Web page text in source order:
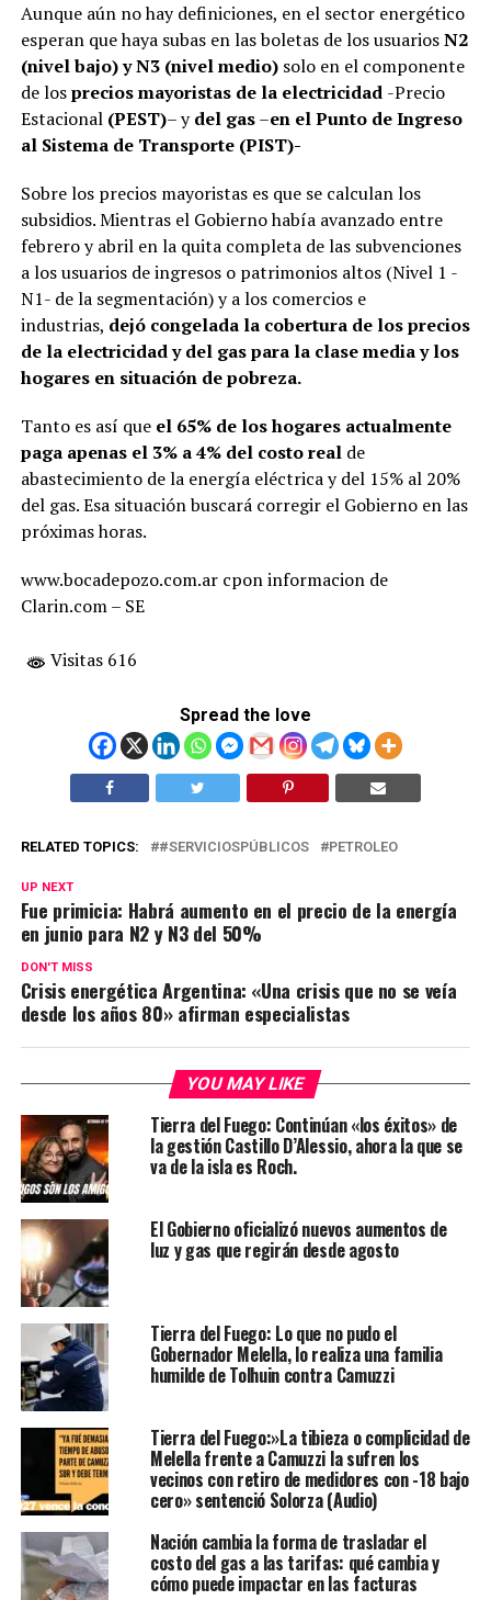
Aunque aún no hay definiciones, en el sector energético
esperan que haya subas en las boletas de los usuariosN2
(nivel bajo) y N3 (nivel medio)solo en el componente
de losprecios mayoristas de la electricidad -Precio
Estacional (PEST)– ydel gas–en el Punto de Ingreso
al Sistema de Transporte (PIST)-
Sobre los precios mayoristas es que se calculan los
subsidios. Mientras el Gobierno había avanzado entre
febrero y abril en la quita completa de las subvenciones
a los usuarios de ingresos o patrimonios altos (Nivel 1 -
N1- de la segmentación) y a los comercios e
industrias, dejó congelada la cobertura de los precios
de la electricidad y del gas para la clase media y los
hogares en situación de pobreza.
Tanto es así queel 65% de los hogares actualmente
paga apenas el 3% a 4% del costo real de
abastecimiento de la energía eléctrica y del 15% al 20%
del gas. Esa situación buscará corregir el Gobierno en las
próximas horas.
www.bocadepozo.com.ar cpon informacion de
Clarin.com – SE
Visitas 616
Spread the love
RELATED TOPICS: #SERVICIOSPÚBLICOS PETROLEO
UP NEXT
Fue primicia: Habrá aumento en el precio de la energía
en junio para N2 y N3 del 50%
DON'T MISS
Crisis energética Argentina: «Una crisis que no se veía
desde los años 80» afirman especialistas
YOU MAY LIKE
Tierra del Fuego: Continúan «los éxitos» de
la gestión Castillo D’Alessio, ahora la que se
va de la isla es Roch.
El Gobierno oficializó nuevos aumentos de
luz y gas que regirán desde agosto
Tierra del Fuego: Lo que no pudo el
Gobernador Melella, lo realiza una familia
humilde de Tolhuin contra Camuzzi
Tierra del Fuego:»La tibieza o complicidad de
Melella frente a Camuzzi la sufren los
vecinos con retiro de medidores con -18 bajo
cero» sentenció Solorza (Audio)
Nación cambia la forma de trasladar el
costo del gas a las tarifas: qué cambia y
cómo puede impactar en las facturas